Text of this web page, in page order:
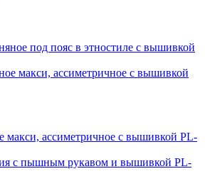
под пояс в этностиле с вышивкой
макси, ассиметричное с вышивкой PL-